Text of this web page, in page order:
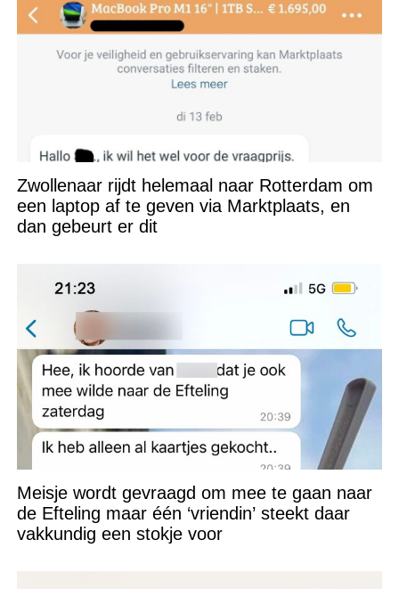
Zwollenaar rijdt helemaal naar Rotterdam om
een laptop af te geven via Marktplaats, en
dan gebeurt er dit
Meisje wordt gevraagd om mee te gaan naar
de Efteling maar één ‘vriendin’ steekt daar
vakkundig een stokje voor